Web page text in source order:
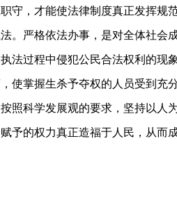
守，才能使法律制度真正发挥规
严格依法办事，是对全体社会
法过程中侵犯公民合法权利的
使掌握生杀予夺权的人员受到充
科学发展观的要求，坚持以人
予的权力真正造福于人民，从而